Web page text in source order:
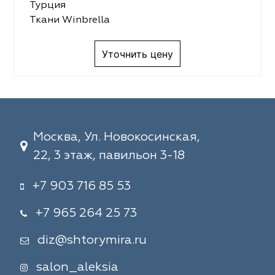
Турция
Ткани Winbrella
Уточнить цену
Москва, Ул. Новокосинская,
22, 3 этаж, павильон 3-18
+7 903 716 85 53
+7 965 264 25 73
diz@shtorymira.ru
salon_aleksia